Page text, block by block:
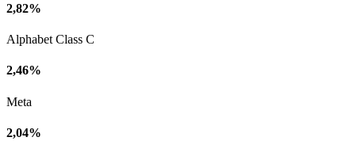
2,82%
Alphabet Class C
2,46%
Meta
2,04%